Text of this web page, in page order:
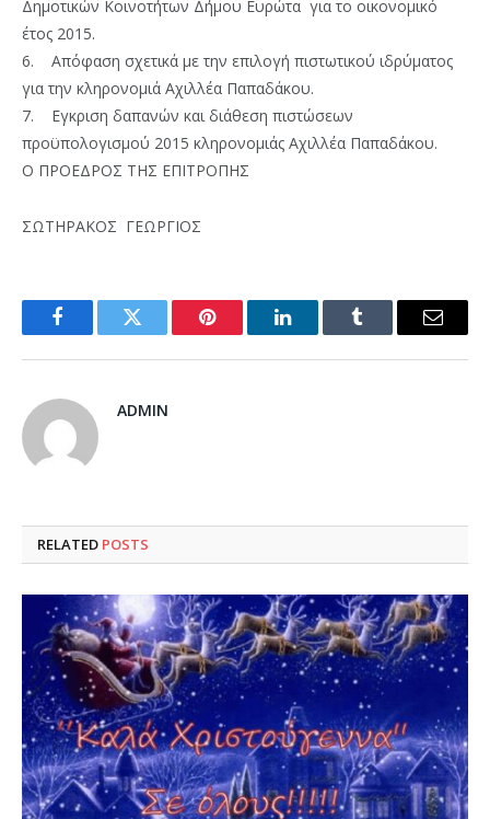
Δημοτικών Κοινοτήτων Δήμου Ευρώτα για το οικονομικό
έτος 2015.
6. Απόφαση σχετικά με την επιλογή πιστωτικού ιδρύματος
για την κληρονομιά Αχιλλέα Παπαδάκου.
7. Εγκριση δαπανών και διάθεση πιστώσεων
προϋπολογισμού 2015 κληρονομιάς Αχιλλέα Παπαδάκου.
Ο ΠΡΟΕΔΡΟΣ ΤΗΣ ΕΠΙΤΡΟΠΗΣ
ΣΩΤΗΡΑΚΟΣ ΓΕΩΡΓΙΟΣ
FacebookTwitter Pinterest LinkedInTumblr Email
ADMIN
RELATED POSTS